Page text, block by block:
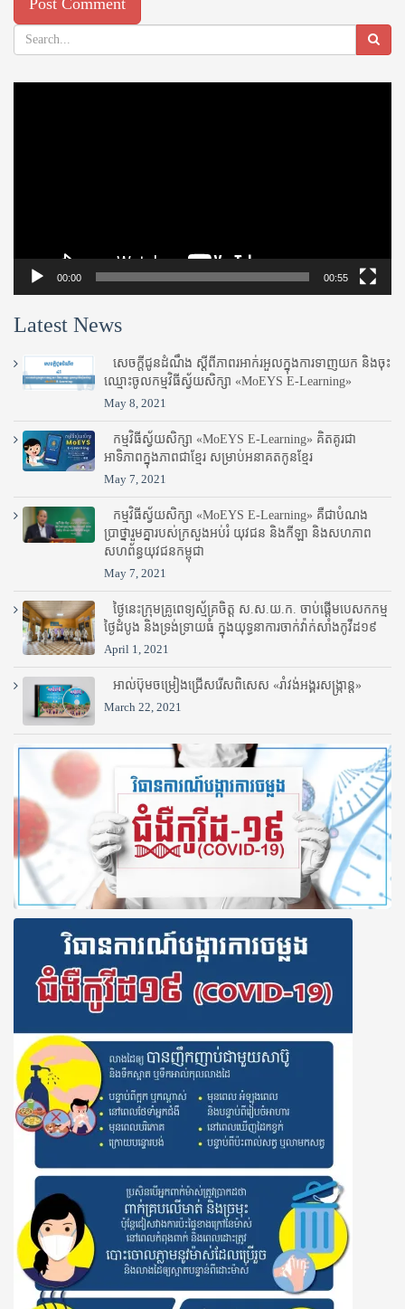
00:00 00:55
Latest News
សេចក្តីជូនដំណឹង ស្តី​ពីភាព​រអាក់រអួល​ក្នុងការ​ទាញ​យក និង​ចុះ​
ឈ្មោះ​ចូល​កម្មវិធី​ស្វ័យសិក្សា «MoEYS E-Learning»
May 8, 2021
កម្មវិធីស្វ័យសិក្សា «MoEYS E-Learning» គិតគូរជា
អាទិភាពក្នុងភាពជាខ្មែរ សម្រាប់អនាគតកូនខ្មែរ
May 7, 2021
កម្មវិធីស្វ័យសិក្សា «MoEYS E-Learning» គឺជាបំណង
ប្រាថ្នារួមគ្នារបស់ក្រសួងអប់រំ​ យុវជន និងកីឡា និងសហភាព
សហព័ន្ធយុវជនកម្ពុជា
May 7, 2021
ថ្ងៃនេះក្រុមគ្រូពេទ្យស្ម័គ្រចិត្ត ស.ស.យ.ក. ចាប់ផ្តើមបេសកកម្ម
ថ្ងៃដំបូង និងទ្រង់ទ្រាយធំ ក្នុងយុទ្ធនាការចាក់វ៉ាក់សាំងកូវីដ១៩
April 1, 2021
អាល់ប៊ុមចម្រៀងជ្រើសរើសពិសេស «រាំវង់អង្គរសង្ក្រាន្ត»
March 22, 2021